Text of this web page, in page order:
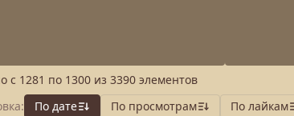
с 1281 по 1300 из 3390 элементов
По дате По просмотрам По лайкам